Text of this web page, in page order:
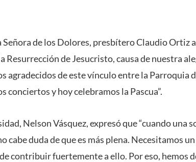
de los Dolores, presbítero Claudio Ortiz
Resurrección de Jesucristo, causa de nuestra
agradecidos de este vínculo entre la Parroquia
conciertos y hoy celebramos la Pascua”.
Nelson Vásquez, expresó que “cuando una
cabe duda de que es más plena. Necesitamos
contribuir fuertemente a ello. Por eso, hemos